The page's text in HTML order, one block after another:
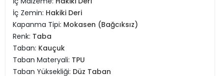
İç Zemin: Hakiki Deri
Kapanma Tipi: Mokasen (Bağcıksız)
Renk: Taba
Taban: Kauçuk
Taban Materyali: TPU
Taban Yüksekliği: Düz Taban